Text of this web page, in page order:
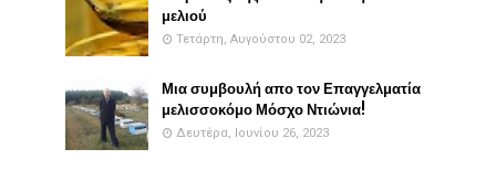
μελιού
Τετάρτη, Αυγούστου 02, 2023
Μια συμβουλή απο τον Επαγγελματία
μελισσοκόμο Μόσχο Ντιώνια!
Δευτέρα, Ιουνίου 26, 2023